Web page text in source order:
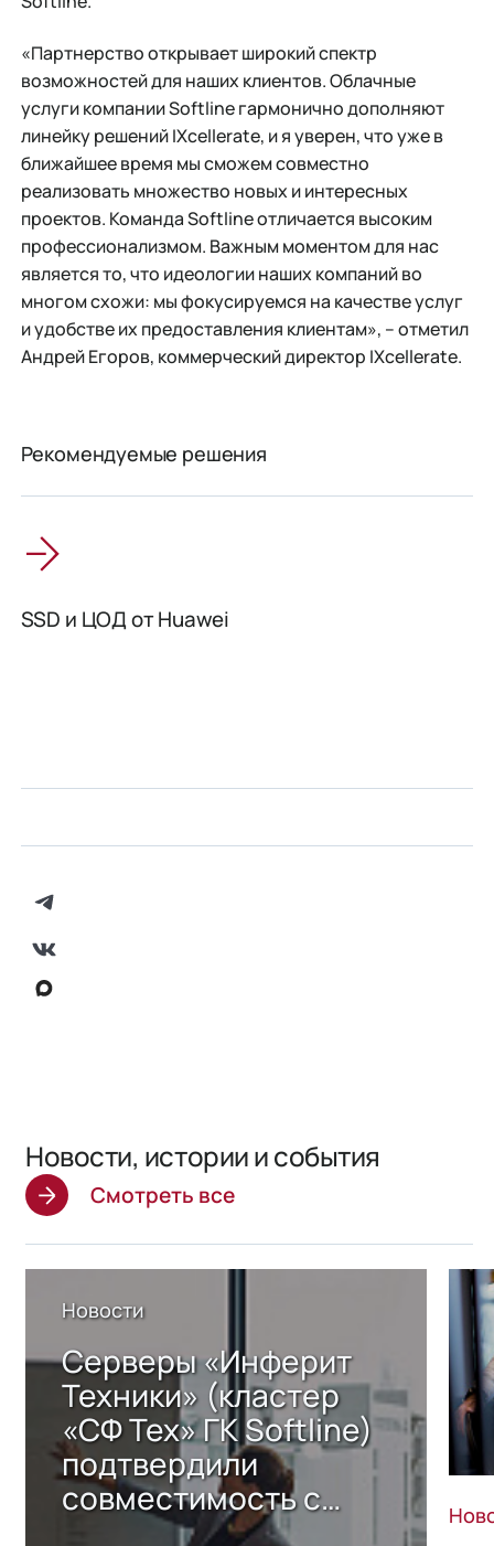
«Партнерство открывает широкий спектр
возможностей для наших клиентов. Облачные
услуги компании Softline гармонично дополняют
линейку решений IXcellerate, и я уверен, что уже в
ближайшее время мы сможем совместно
реализовать множество новых и интересных
проектов. Команда Softline отличается высоким
профессионализмом. Важным моментом для нас
является то, что идеологии наших компаний во
многом схожи: мы фокусируемся на качестве услуг
и удобстве их предоставления клиентам», – отметил
Андрей Егоров, коммерческий директор IXcellerate.
Рекомендуемые решения
SSD и ЦОД от Huawei
Новости, истории и события
Смотреть все
Новости
Серверы «Инферит
Техники» (кластер
«СФ Тех» ГК Softline)
подтвердили
совместимость с
решением Sharx